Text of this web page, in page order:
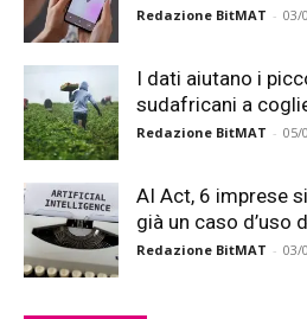
Redazione BitMAT - 03/
I dati aiutano i
sudafricani a
Redazione BitMAT - 05/
AI Act, 6 imprese
già un caso d’uso
Redazione BitMAT - 03/